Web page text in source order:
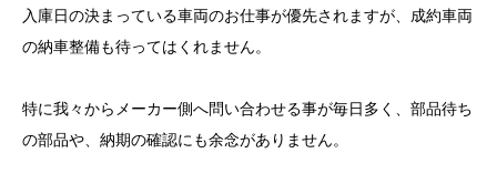
入庫日の決まっている車両のお仕事が優先されますが、成約車両
の納車整備も待ってはくれません。
特に我々からメーカー側へ問い合わせる事が毎日多く、部品待ち
の部品や、納期の確認にも余念がありません。